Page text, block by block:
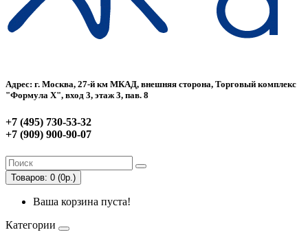
Адрес: г. Москва, 27-й км МКАД, внешняя сторона, Торговый комплекс
"Формула Х", вход 3, этаж 3, пав. 8
+7 (495) 730-53-32
+7 (909) 900-90-07
Товаров: 0 (0р.)
Ваша корзина пуста!
Категории